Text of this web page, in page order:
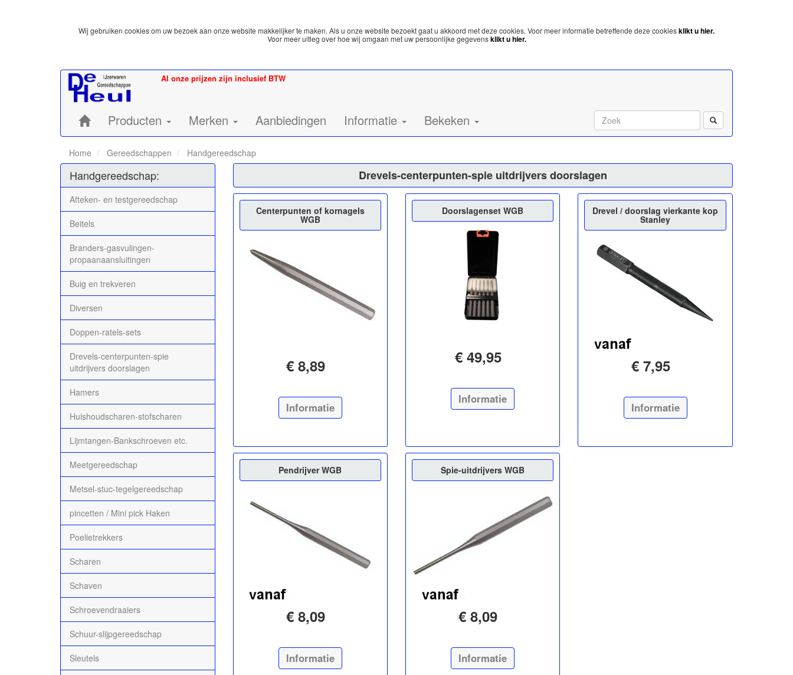
Wij gebruiken cookies om uw bezoek aan onze website makkelijker te maken. Als u onze website bezoekt gaat u akkoord met deze cookies. Voor meer informatie betreffende deze cookiesklikt u hier.
Voor meer uitleg over hoe wij omgaan met uw persoonlijke gegevensklikt u hier.
Al onze prijzen zijn inclusief BTW
Home:Producten Merken Aanbiedingen Informatie Bekeken
Home Gereedschappen Handgereedschap
Handgereedschap:
Afteken- en testgereedschap
Beitels
Branders-gasvulingen-
propaanaansluitingen
Buig en trekveren
Diversen
Doppen-ratels-sets
Drevels-centerpunten-spie
uitdrijvers doorslagen
Hamers
Huishoudscharen-stofscharen
Lijmtangen-Bankschroeven etc.
Meetgereedschap
Metsel-stuc-tegelgereedschap
pincetten / Mini pick Haken
Poelietrekkers
Scharen
Schaven
Schroevendraaiers
Schuur-slijpgereedschap
Sleutels
Drevels-centerpunten-spie uitdrijvers doorslagen
Centerpunten of kornagels
WGB
€ 8,89
Informatie
Doorslagenset WGB
€ 49,95
Informatie
Drevel / doorslag vierkante kop
Stanley
€ 7,95
Informatie
Pendrijver WGB
€ 8,09
Informatie
Spie-uitdrijvers WGB
€ 8,09
Informatie